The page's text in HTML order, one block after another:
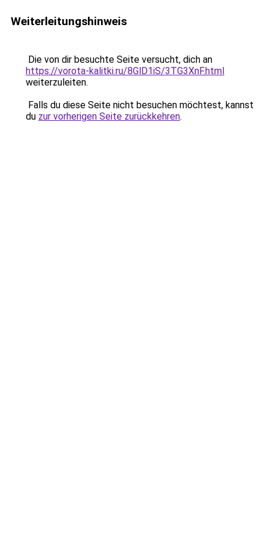
Weiterleitungshinweis
Die von dir besuchte Seite versucht, dich an
https://vorota-kalitki.ru/8GlD1iS/3TG3XnF.html
weiterzuleiten.
Falls du diese Seite nicht besuchen möchtest, kannst
du zur vorherigen Seite zurückkehren.